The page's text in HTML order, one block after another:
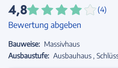
4,8 (4)
Bewertung abgeben
Bauweise: Massivhaus
Ausbaustufe: Ausbauhaus